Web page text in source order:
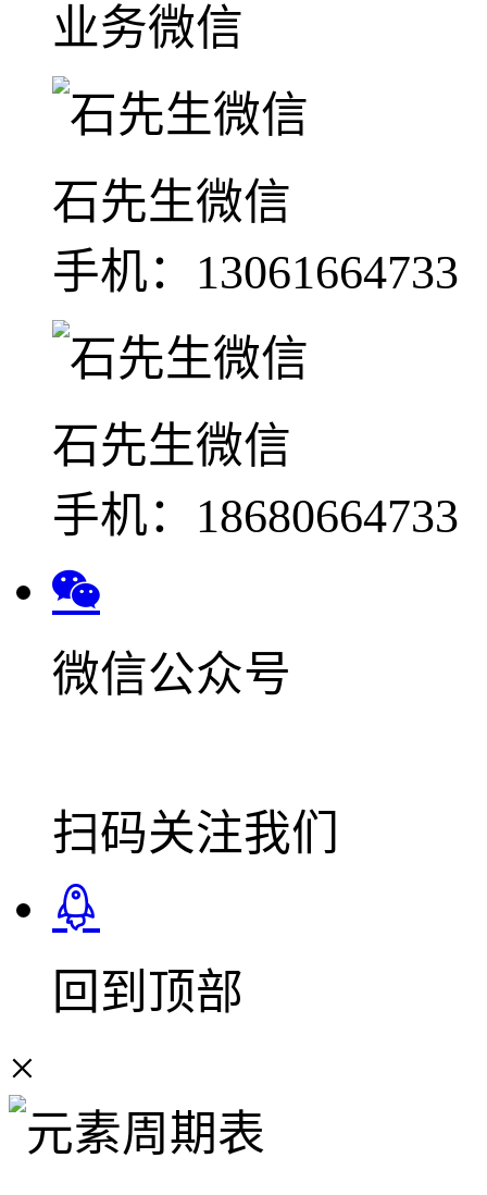
业务微信
石先生微信
手机：13061664733
石先生微信
手机：18680664733
微信公众号
扫码关注我们
回到顶部
×